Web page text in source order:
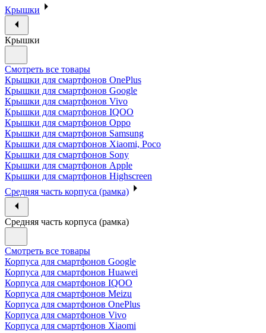
Крышки
Крышки
Смотреть все товары
Крышки для смартфонов OnePlus
Крышки для смартфонов Google
Крышки для смартфонов Vivo
Крышки для смартфонов IQOO
Крышки для смартфонов Oppo
Крышки для смартфонов Samsung
Крышки для смартфонов Xiaomi, Poco
Крышки для смартфонов Sony
Крышки для смартфонов Apple
Крышки для смартфонов Highscreen
Средняя часть корпуса (рамка)
Средняя часть корпуса (рамка)
Смотреть все товары
Корпуса для смартфонов Google
Корпуса для смартфонов Huawei
Корпуса для смартфонов IQOO
Корпуса для смартфонов Meizu
Корпуса для смартфонов OnePlus
Корпуса для смартфонов Vivo
Корпуса для смартфонов Xiaomi